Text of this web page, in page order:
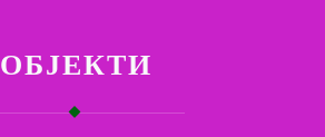
ОБЈЕКТИ